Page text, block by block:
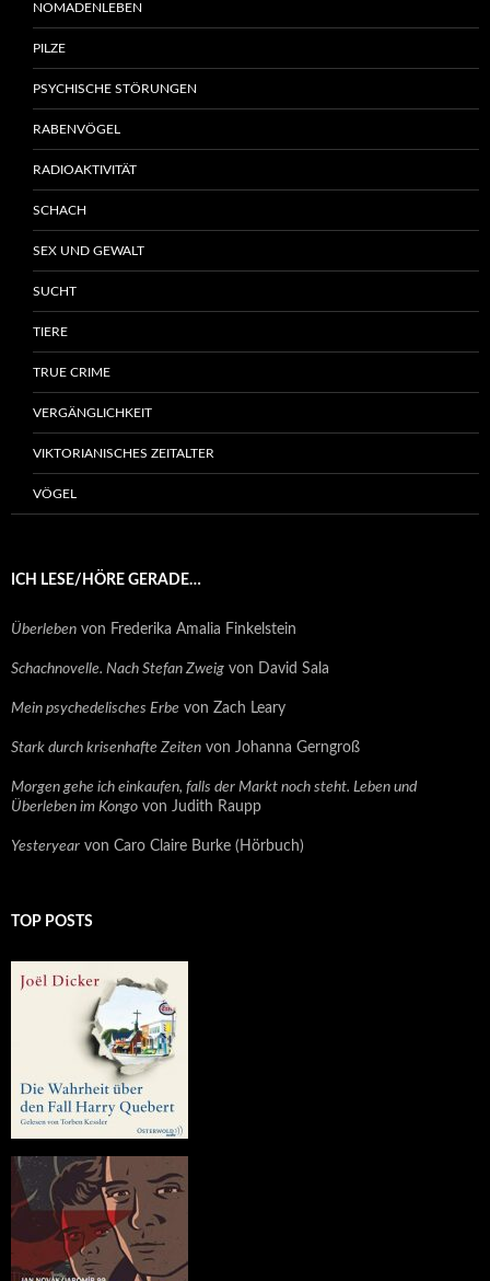
NOMADENLEBEN
PILZE
PSYCHISCHE STÖRUNGEN
RABENVÖGEL
RADIOAKTIVITÄT
SCHACH
SEX UND GEWALT
SUCHT
TIERE
TRUE CRIME
VERGÄNGLICHKEIT
VIKTORIANISCHES ZEITALTER
VÖGEL
ICH LESE/HÖRE GERADE…
Überleben von Frederika Amalia Finkelstein
Schachnovelle. Nach Stefan Zweig von David Sala
Mein psychedelisches Erbe von Zach Leary
Stark durch krisenhafte Zeiten von Johanna Gerngroß
Morgen gehe ich einkaufen, falls der Markt noch steht. Leben und
Überleben im Kongo von Judith Raupp
Yesteryear von Caro Claire Burke (Hörbuch)
TOP POSTS